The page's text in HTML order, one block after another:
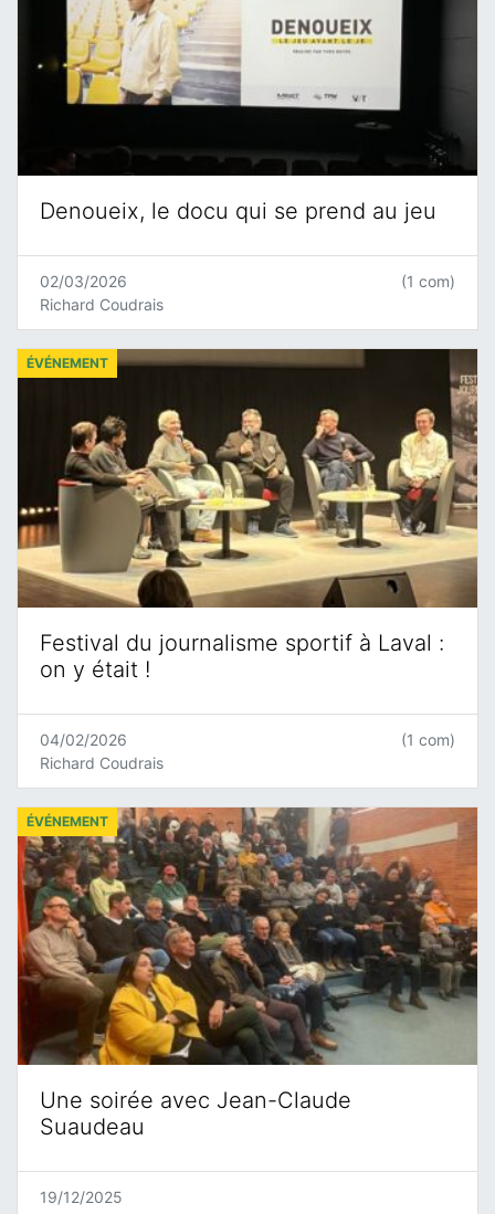
Denoueix, le docu qui se prend au jeu
02/03/2026
Richard Coudrais
(1 com)
Festival du journalisme sportif à Laval :
on y était !
ÉVÉNEMENT
04/02/2026
Richard Coudrais
(1 com)
Une soirée avec Jean-Claude
Suaudeau
ÉVÉNEMENT
19/12/2025